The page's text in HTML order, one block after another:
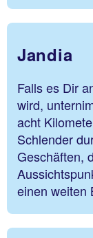
Jandia
Falls es Dir
wird,
acht
Schlender
Geschäften,
einen weiten